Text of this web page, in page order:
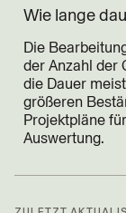
Wie lange
Die
der Anzahl der
die Dauer
größeren
Projektpläne
Auswertung.